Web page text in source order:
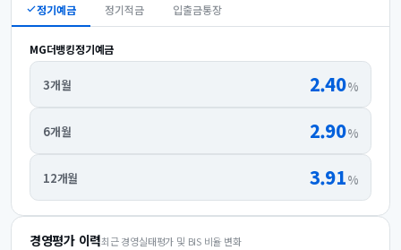
정기예금 정기적금 입출금통장
MG더뱅킹정기예금
3개월 2.40%
6개월 2.90%
12개월 3.91%
경영평가 이력최근 경영실태평가 및 BIS 비율 변화